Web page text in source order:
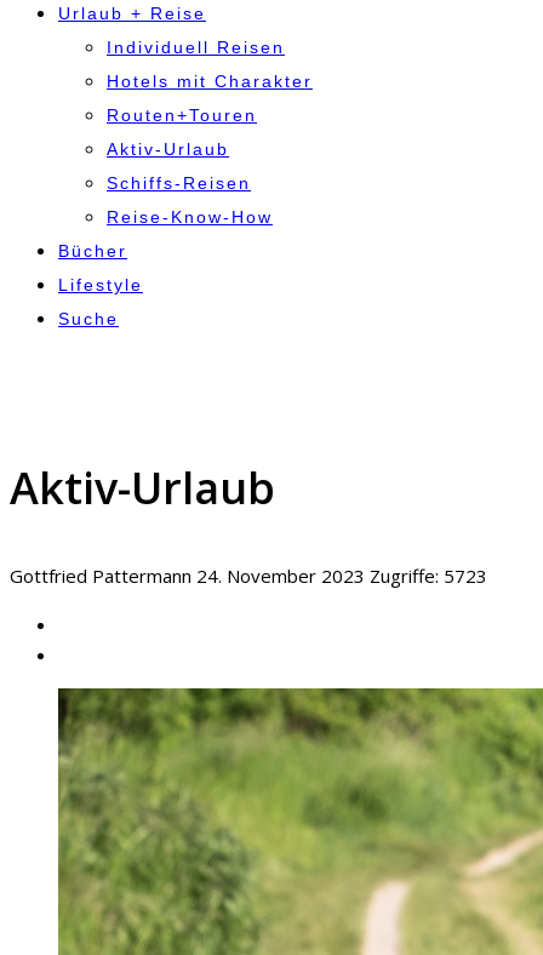
Urlaub + Reise
Individuell Reisen
Hotels mit Charakter
Routen+Touren
Aktiv-Urlaub
Schiffs-Reisen
Reise-Know-How
Bücher
Lifestyle
Suche
Aktiv-Urlaub
Gottfried Pattermann 24. November 2023 Zugriffe: 5723